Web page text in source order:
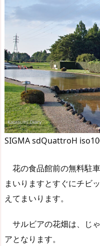
SIGMA sdQuattroH
花の食品館前の無料駐
まいりますとすぐにチビ
えてまいります。
サルビアの花畑は、じ
アとなります。